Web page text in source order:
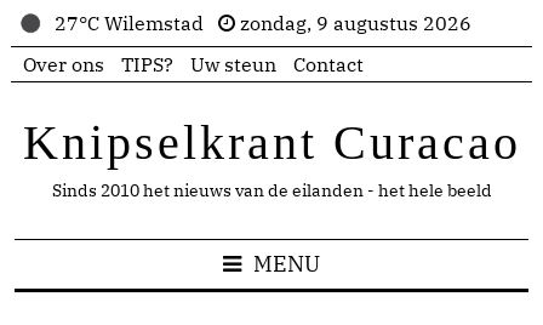
27°C Wilemstad
zondag, 9 augustus 2026
Over ons
TIPS? Uw steun Contact
Knipselkrant Curacao
Sinds 2010 het nieuws van de eilanden - het hele beeld
MENU